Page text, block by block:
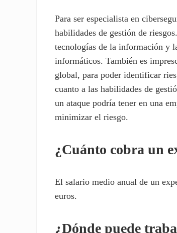
Para ser especialista en
habilidades de gestión de
tecnologías de la información y
informáticos. También es
global, para poder identificar
cuanto a las habilidades de
un ataque podría tener en una
minimizar el riesgo.
¿Cuánto cobra un
El salario medio anual de un
euros.
¿Dónde puede